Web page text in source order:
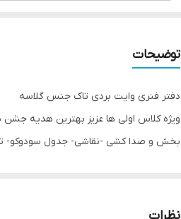
توضیحات
دفتر فنری وایت بردی تاک جنس گلاسه
ویژه کلاس اولی ها عزیز بهترین هدیه جشن
بخش و صدا کشی -نقاشی- جدول سودوکو-